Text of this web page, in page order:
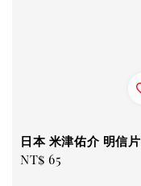
日本 米津佑介 明信片
Regular
NT$ 65